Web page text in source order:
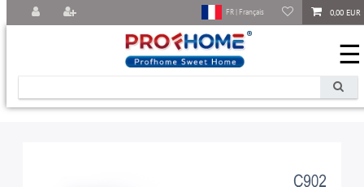
0,00 EUR
FR | Français
☰